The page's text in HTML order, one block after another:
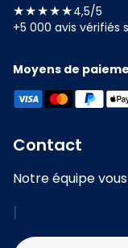
★★★★★4,5/5
+5 000 avis vérifiés
Moyens de
Contact
Notre équipe
|